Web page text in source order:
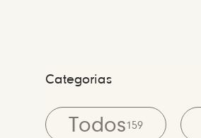
Categorias
Todos159